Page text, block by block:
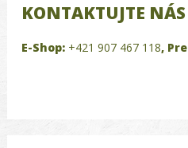
KONTAKTUJTE NÁS
E-Shop: +421 907 467 118,